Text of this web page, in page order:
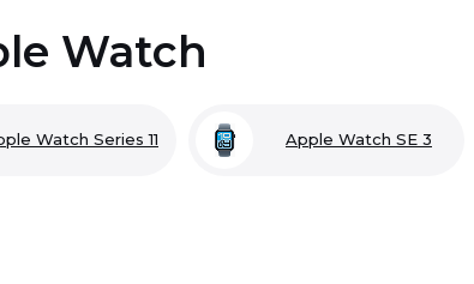
Watch
Watch Series 11 Apple Watch SE 3